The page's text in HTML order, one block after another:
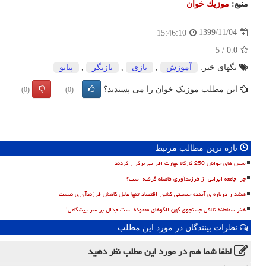
منبع: موزیك خوان
1399/11/04
15:46:10
0.0
/
5
تگهای خبر:
آموزش , بازی , بازیگر , پیانو
این مطلب موزیک خوان را می پسندید؟ (0)
(0)
تازه ترین مطالب مرتبط
سمن های جوانان 250 کارگاه مهارت افزایی برگزار کردند
چرا جامعه ایرانی از فرزندآوری فاصله گرفته است؟
هشدار درباره ی آینده جمعیتی کشور اقتصاد تنها عامل کاهش فرزندآوری نیست
هنر سقاخانه تلاقی جستجوی کهن الگوهای مفقوده است جدال بر سر پیشگامی!
نظرات بینندگان در مورد این مطلب
لطفا شما همدر مورد این مطلبنظر دهید